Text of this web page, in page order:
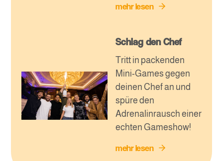
mehr lesen
Schlag den Chef
Tritt in packenden
Mini-Games gegen
deinen Chef an und
spüre den
Adrenalinrausch einer
echten Gameshow!
mehr lesen